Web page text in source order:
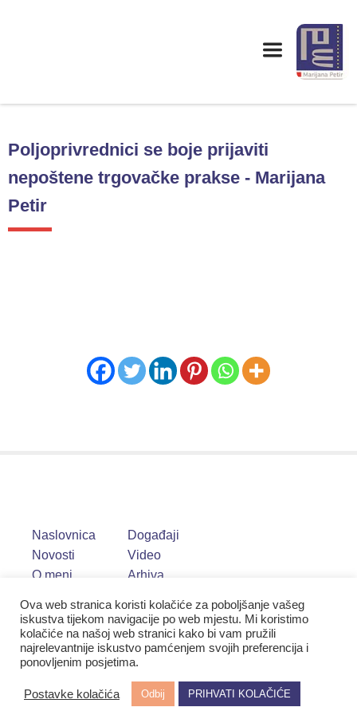
Poljoprivrednici se boje prijaviti
nepoštene trgovačke prakse - Marijana
Petir
Naslovnica
Novosti
O meni
Događaji
Video
Arhiva
Ova web stranica koristi kolačiće za poboljšanje vašeg
iskustva tijekom navigacije po web mjestu. Mi koristimo
kolačiće na našoj web stranici kako bi vam pružili
najrelevantnije iskustvo pamćenjem svojih preferencija i
ponovljenim posjetima.
Postavke kolačića Odbij PRIHVATI KOLAČIĆE